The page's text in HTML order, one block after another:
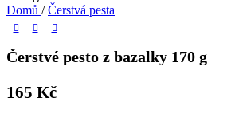
Domů / Čerstvá pesta
Čerstvé pesto z bazalky 170 g
165 Kč